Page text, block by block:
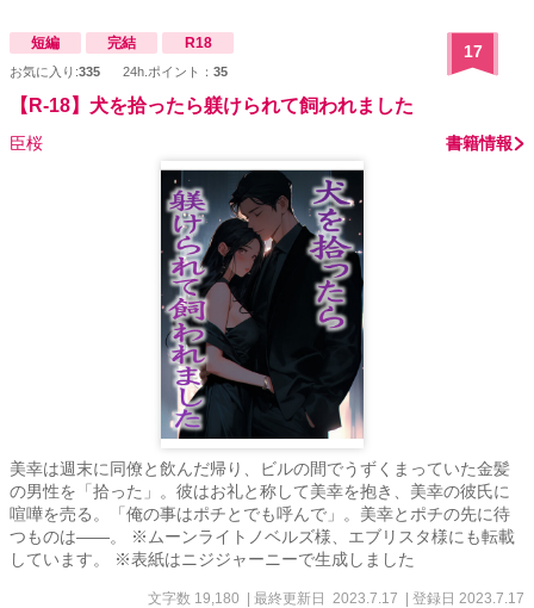
短編 完結 R18
お気に入り:335 24h.ポイント： 35
17
【R-18】犬を拾ったら躾けられて飼われました
臣桜 書籍情報
美幸は週末に同僚と飲んだ帰り、ビルの間でうずくまっていた金髪
の男性を「拾った」。彼はお礼と称して美幸を抱き、美幸の彼氏に
喧嘩を売る。「俺の事はポチとでも呼んで」。美幸とポチの先に待
つものは――。 ※ムーンライトノベルズ様、エブリスタ様にも転載
しています。 ※表紙はニジジャーニーで生成しました
文字数 19,180 | 最終更新日 2023.7.17 | 登録日 2023.7.17